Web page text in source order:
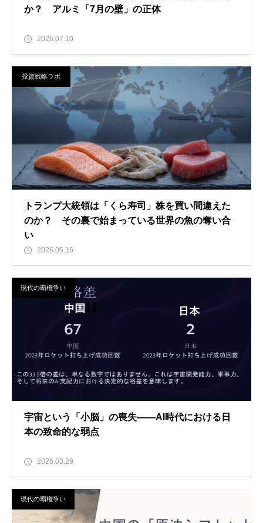
か？ アルミ「7月の壁」の正体
2026.07.10
投資戦略ラボ
トランプ大統領は「くら寿司」株を買い間違えた
のか？ その裏で始まっている世界の魚の奪い合
い
2026.06.16
現代の覇権争い
宇宙という「小脳」の喪失――AI時代における日
本の致命的な弱点
2026.03.29
現代の覇権争い